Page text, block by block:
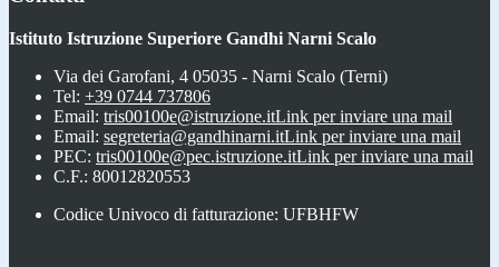
Istituto Istruzione Superiore Gandhi Narni Scalo
Via dei Garofani, 4 05035 - Narni Scalo (Terni)
Tel: +39 0744 737806
Email: tris00100e@istruzione.itLink per inviare una mail
Email: segreteria@gandhinarni.itLink per inviare una mail
PEC: tris00100e@pec.istruzione.itLink per inviare una mail
C.F.: 80012820553
Codice Univoco di fatturazione: UFBHFW